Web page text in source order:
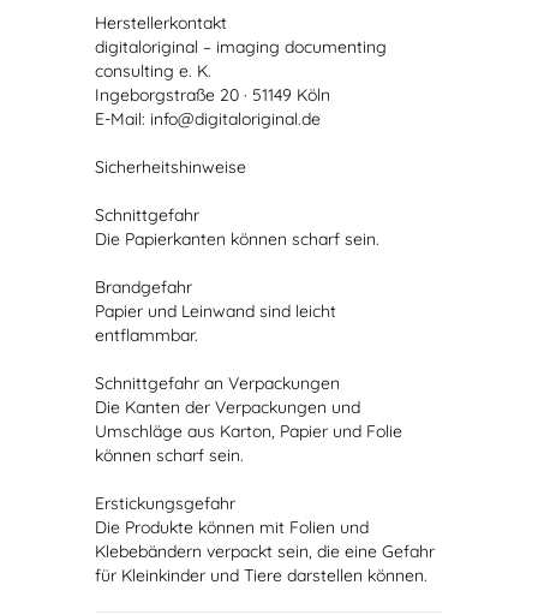
Herstellerkontakt
digitaloriginal – imaging documenting
consulting e. K.
Ingeborgstraße 20 · 51149 Köln
E-Mail: info@digitaloriginal.de
Sicherheitshinweise
Schnittgefahr
Die Papierkanten können scharf sein.
Brandgefahr
Papier und Leinwand sind leicht
entflammbar.
Schnittgefahr an Verpackungen
Die Kanten der Verpackungen und
Umschläge aus Karton, Papier und Folie
können scharf sein.
Erstickungsgefahr
Die Produkte können mit Folien und
Klebebändern verpackt sein, die eine Gefahr
für Kleinkinder und Tiere darstellen können.